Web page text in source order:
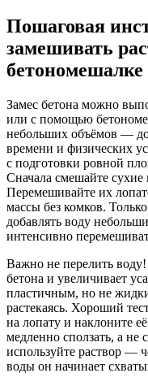
Пошаговая
замешивать
бетономешалке
Замес бетона можно
или с помощью
небольших объёмов —
времени и физических
с подготовки ровной
Сначала смешайте
Перемешивайте их
массы без комков.
добавлять воду
интенсивно
Важно не перелить
бетона и увеличивает
пластичным, но не
растекаясь. Хороший
на лопату и наклоните
медленно сползать, а не
используйте раствор —
воды он начинает